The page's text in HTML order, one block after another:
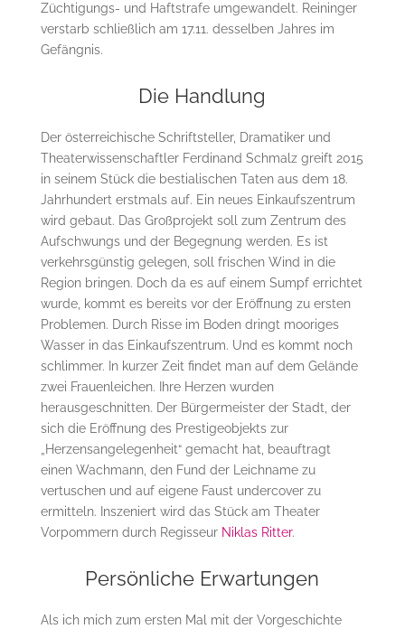
Züchtigungs- und Haftstrafe umgewandelt. Reininger
verstarb schließlich am 17.11. desselben Jahres im
Gefängnis.
Die Handlung
Der österreichische Schriftsteller, Dramatiker und
Theaterwissenschaftler Ferdinand Schmalz greift 2015
in seinem Stück die bestialischen Taten aus dem 18.
Jahrhundert erstmals auf. Ein neues Einkaufszentrum
wird gebaut. Das Großprojekt soll zum Zentrum des
Aufschwungs und der Begegnung werden. Es ist
verkehrsgünstig gelegen, soll frischen Wind in die
Region bringen. Doch da es auf einem Sumpf errichtet
wurde, kommt es bereits vor der Eröffnung zu ersten
Problemen. Durch Risse im Boden dringt mooriges
Wasser in das Einkaufszentrum. Und es kommt noch
schlimmer. In kurzer Zeit findet man auf dem Gelände
zwei Frauenleichen. Ihre Herzen wurden
herausgeschnitten. Der Bürgermeister der Stadt, der
sich die Eröffnung des Prestigeobjekts zur
„Herzensangelegenheit“ gemacht hat, beauftragt
einen Wachmann, den Fund der Leichname zu
vertuschen und auf eigene Faust undercover zu
ermitteln. Inszeniert wird das Stück am Theater
Vorpommern durch Regisseur Niklas Ritter.
Persönliche Erwartungen
Als ich mich zum ersten Mal mit der Vorgeschichte